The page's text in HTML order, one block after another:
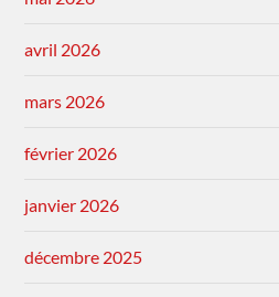
avril 2026
mars 2026
février 2026
janvier 2026
décembre 2025